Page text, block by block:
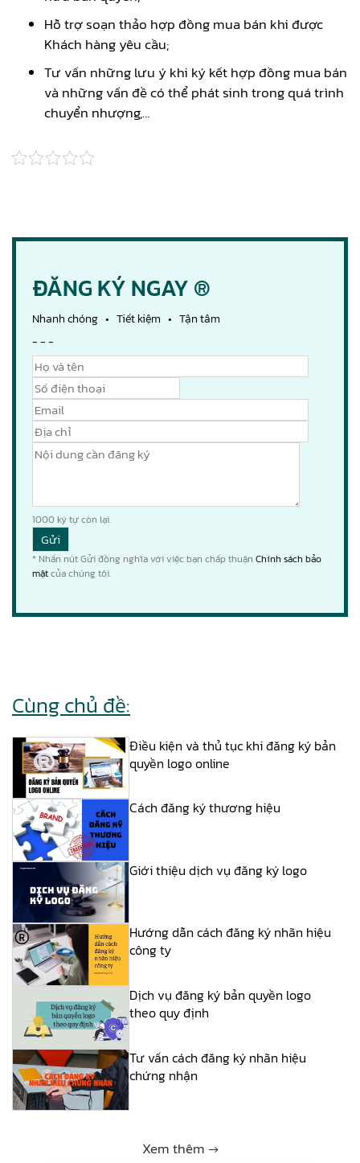
Hỗ trợ soạn thảo hợp đồng mua bán khi được
Khách hàng yêu cầu;
Tư vấn những lưu ý khi ký kết hợp đồng mua bán
và những vấn đề có thể phát sinh trong quá trình
chuyển nhượng,…
ĐĂNG KÝ NGAY ®
Nhanh chóng • Tiết kiệm • Tận tâm
- - -
1000 ký tự còn lại.
* Nhấn nút Gửi đồng nghĩa với việc bạn chấp thuận Chính sách bảo
mậtcủa chúng tôi.
Cùng chủ đề:
Điều kiện và thủ tục khi đăng ký bản
quyền logo online
Cách đăng ký thương hiệu
Giới thiệu dịch vụ đăng ký logo
Hướng dẫn cách đăng ký nhãn hiệu
công ty
Dịch vụ đăng ký bản quyền logo
theo quy định
Tư vấn cách đăng ký nhãn hiệu
chứng nhận
Xem thêm →